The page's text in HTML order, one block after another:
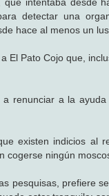
intentaba desde
detectar una
hace al menos un
El Pato Cojo que,
renunciar a la
existen indicios al
cogerse ningún
pesquisas, prefiere